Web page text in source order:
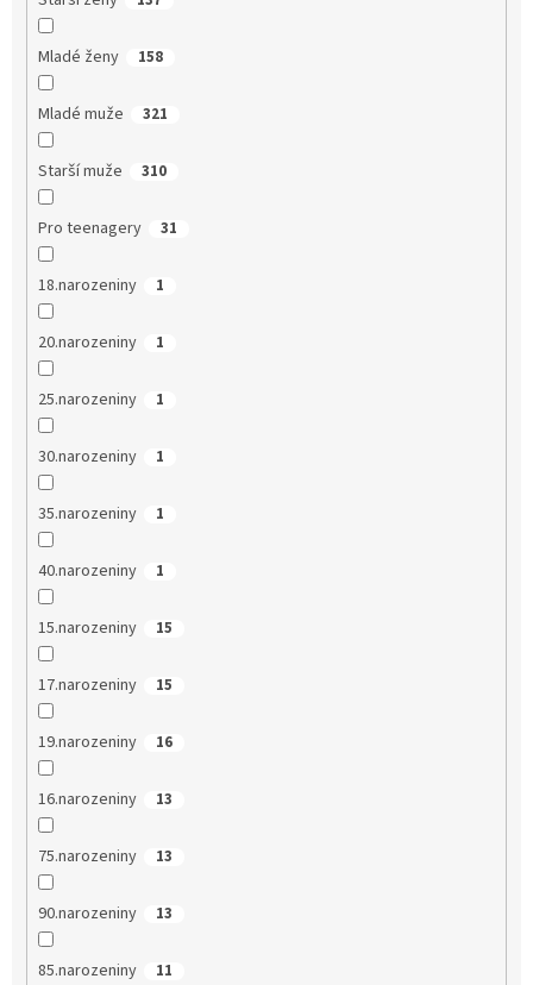
Mladé ženy 158
Mladé muže 321
Starší muže 310
Pro teenagery 31
18.narozeniny 1
20.narozeniny 1
25.narozeniny 1
30.narozeniny 1
35.narozeniny 1
40.narozeniny 1
15.narozeniny 15
17.narozeniny 15
19.narozeniny 16
16.narozeniny 13
75.narozeniny 13
90.narozeniny 13
85.narozeniny 11